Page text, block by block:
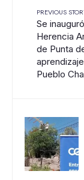
PREVIOUS
Se
Herencia
de Punta
Pueblo